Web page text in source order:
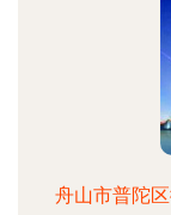
舟山市普陀